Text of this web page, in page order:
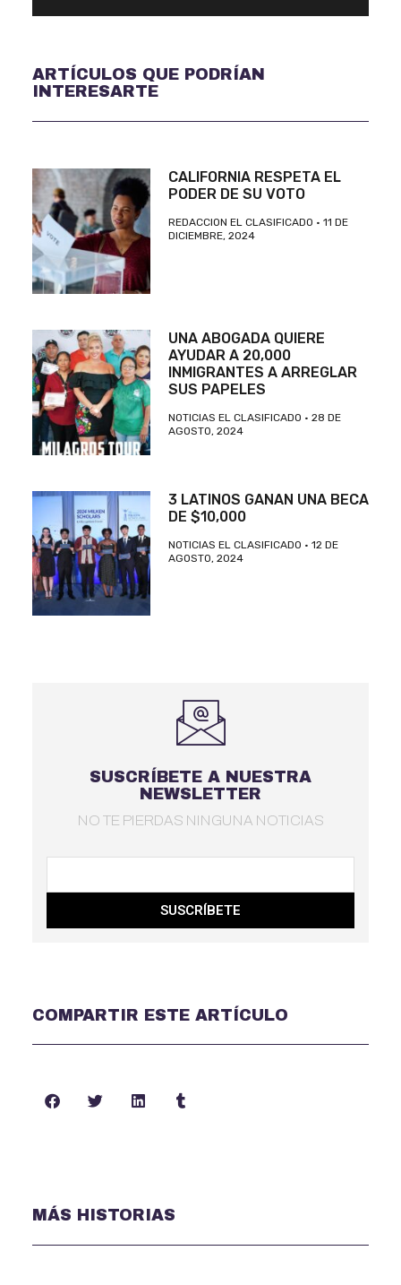
ARTÍCULOS QUE PODRÍAN
INTERESARTE
CALIFORNIA RESPETA EL
PODER DE SU VOTO
REDACCION EL CLASIFICADO
11 DE
DICIEMBRE, 2024
UNA ABOGADA QUIERE
AYUDAR A 20,000
INMIGRANTES A ARREGLAR
SUS PAPELES
NOTICIAS EL CLASIFICADO
28 DE
AGOSTO, 2024
3 LATINOS GANAN UNA BECA
DE $10,000
NOTICIAS EL CLASIFICADO
12 DE
AGOSTO, 2024
SUSCRÍBETE A NUESTRA
NEWSLETTER
NO TE PIERDAS NINGUNA NOTICIAS
SUSCRÍBETE
COMPARTIR ESTE ARTÍCULO
MÁS HISTORIAS